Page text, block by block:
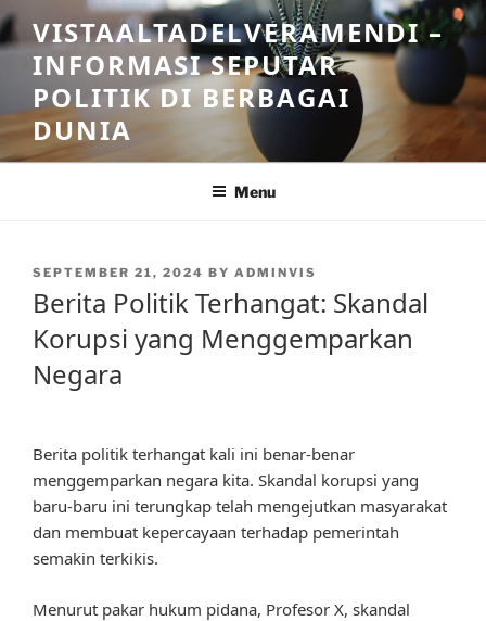
Skip
to
content
VISTAALTADELVERAMENDI –
INFORMASI SEPUTAR
POLITIK DI BERBAGAI
DUNIA
Menu
POSTED
SEPTEMBER 21, 2024 BY ADMINVIS
Berita Politik Terhangat: Skandal
Korupsi yang Menggemparkan
Negara
Berita politik terhangat kali ini benar-benar
menggemparkan negara kita. Skandal korupsi yang
baru-baru ini terungkap telah mengejutkan masyarakat
dan membuat kepercayaan terhadap pemerintah
semakin terkikis.
Menurut pakar hukum pidana, Profesor X, skandal